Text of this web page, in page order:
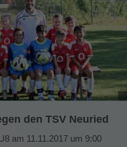
den TSV Neuried
am 11.11.2017 um 9:00